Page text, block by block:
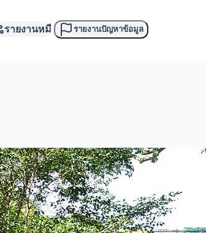
รายงานหมี รายงานปัญหาข้อมูล